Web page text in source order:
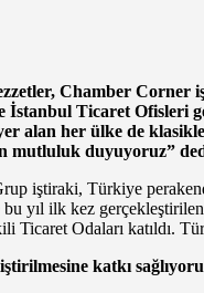
Chamber
İstanbul Ticaret Ofisleri
alan her ülke de
mutluluk duyuyoruz”
iştiraki, Türkiye
bu yıl ilk kez
Ticaret Odaları katıldı.
katkı